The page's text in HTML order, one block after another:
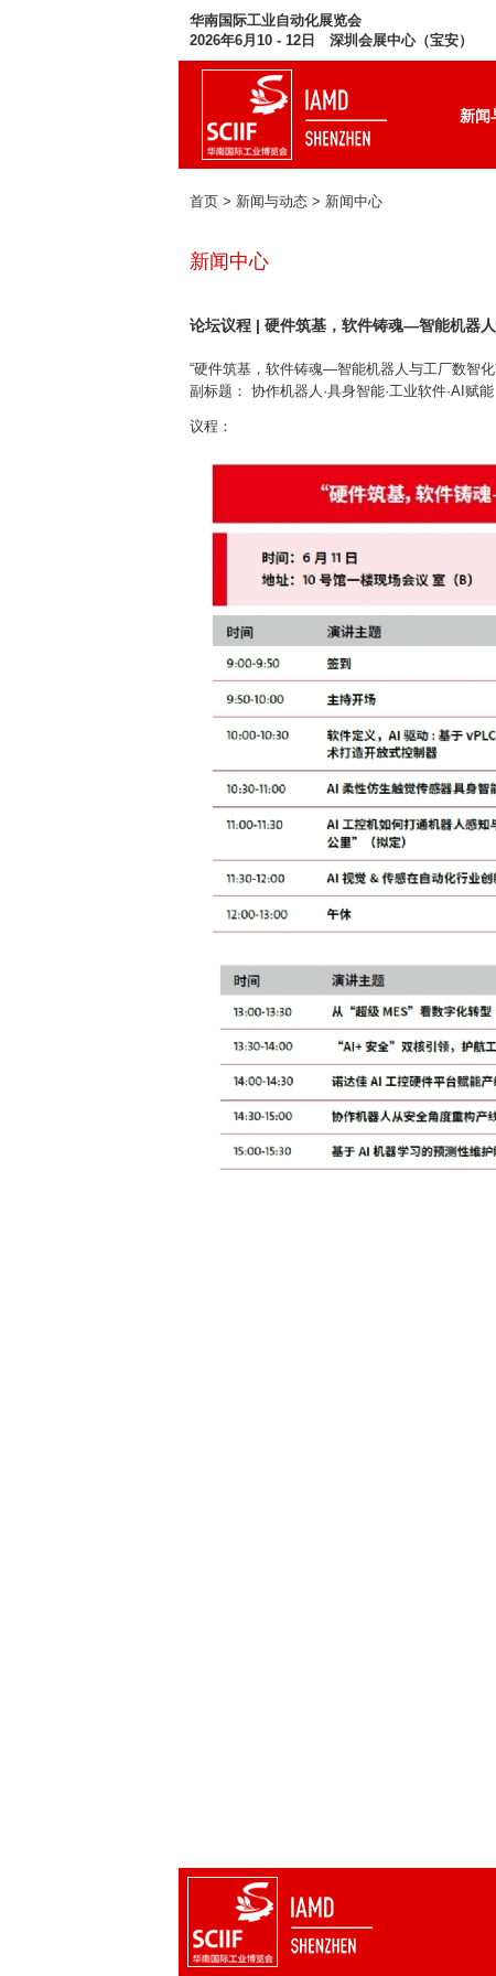
华南国际工业自动化展览会
2026年6月10 - 12日 深圳会展中心（宝安）
新闻
首页 > 新闻与动态 > 新闻中心
新闻中心
论坛议程 | 硬件筑基，软件铸魂—智能机器
“硬件筑基，软件铸魂—智能机器人与工厂数智化
副标题： 协作机器人·具身智能·工业软件·AI赋能
议程：